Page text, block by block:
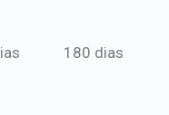
180 dias